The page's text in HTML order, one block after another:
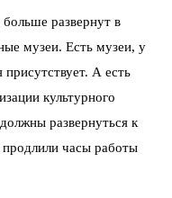
развернут в
музеи. Есть музеи, у
А есть
культурного
развернуться к
часы работы